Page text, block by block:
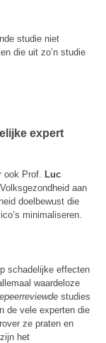
studie niet
die uit zo’n studie
expert
ook Prof. Luc
aan
doelbewust die
minimaliseren.
schadelijke effecten
waardeloze
studies
de vele experten die
ze praten en
het